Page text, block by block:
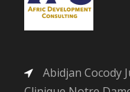
Abidjan Cocody